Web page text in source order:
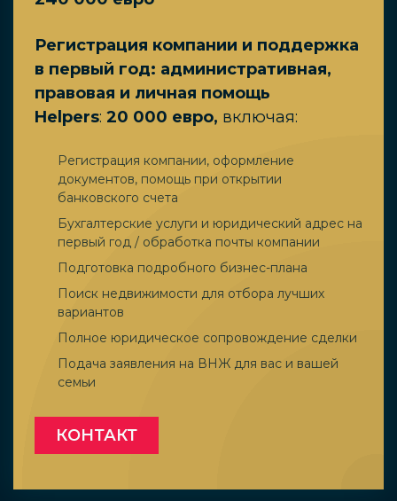
Регистрация компании и поддержка
в первый год: административная,
правовая и личная помощь
Helpers: 20 000 евро, включая:
Регистрация компании, оформление
документов, помощь при открытии
банковского счета
Бухгалтерские услуги и юридический адрес на
первый год / обработка почты компании
Подготовка подробного бизнес-плана
Поиск недвижимости для отбора лучших
вариантов
Полное юридическое сопровождение сделки
Подача заявления на ВНЖ для вас и вашей
семьи
КОНТАКТ